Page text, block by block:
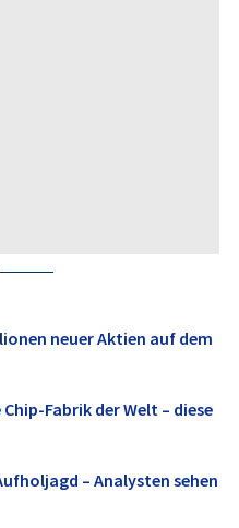
neuer Aktien auf dem
Fabrik der Welt – diese
– Analysten sehen